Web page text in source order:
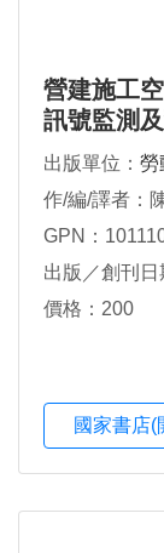
營建施工
訊號監測
出版單位： 勞
作/編/譯者：
GPN：
出版／創刊
價格：200
國家書店(